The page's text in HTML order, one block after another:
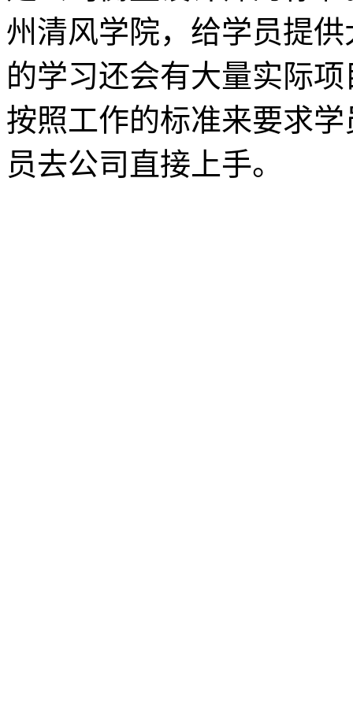
州清风学院，给学员提
的学习还会有大量实际
按照工作的标准来要求
员去公司直接上手。